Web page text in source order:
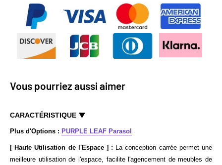
Vous pourriez aussi aimer
CARACTÉRISTIQUE
Plus d'Options : PURPLE LEAF Parasol
[ Haute Utilisation de l'Espace ] : La conception carrée permet une
meilleure utilisation de l'espace, facilite l'agencement de meubles de